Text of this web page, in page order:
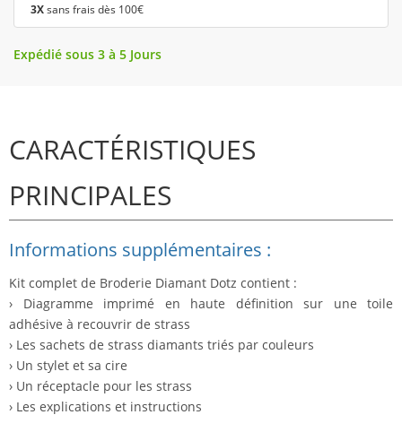
3Xsans frais dès 100€
Expédié sous 3 à 5 Jours
CARACTÉRISTIQUES
PRINCIPALES
Informations supplémentaires :
Kit complet de Broderie Diamant Dotz contient :
› Diagramme imprimé en haute définition sur une toile
adhésive à recouvrir de strass
› Les sachets de strass diamants triés par couleurs
› Un stylet et sa cire
› Un réceptacle pour les strass
› Les explications et instructions